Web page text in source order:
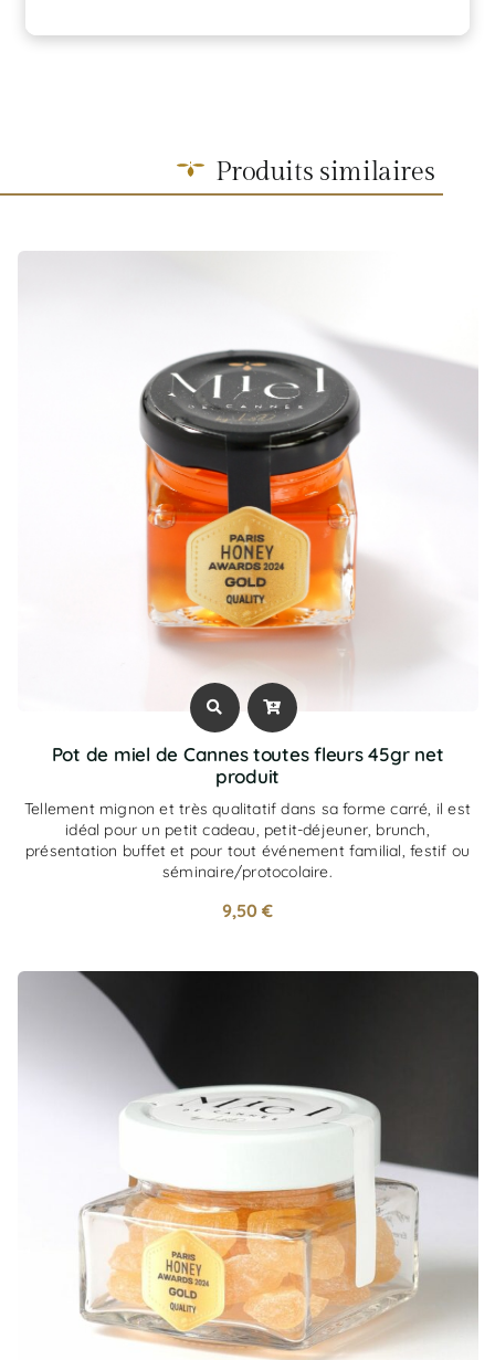
Produits similaires
Pot de miel de Cannes toutes fleurs 45gr net
produit
Tellement mignon et très qualitatif dans sa forme carré, il est
idéal pour un petit cadeau, petit-déjeuner, brunch,
présentation buffet et pour tout événement familial, festif ou
séminaire/protocolaire.
9,50 €